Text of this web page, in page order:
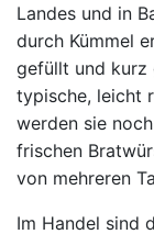
Landes und in
durch Kümmel
gefüllt und kurz
typische, leicht
werden sie
frischen
von mehreren
Im Handel sind